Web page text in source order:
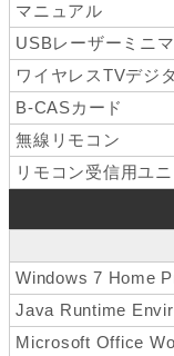
マニュアル
USBレーザーミニ
ワイヤレスTVデジ
B-CASカード
無線リモコン
リモコン受信用ユ
Windows 7 Home
Java Runtime
Microsoft Office